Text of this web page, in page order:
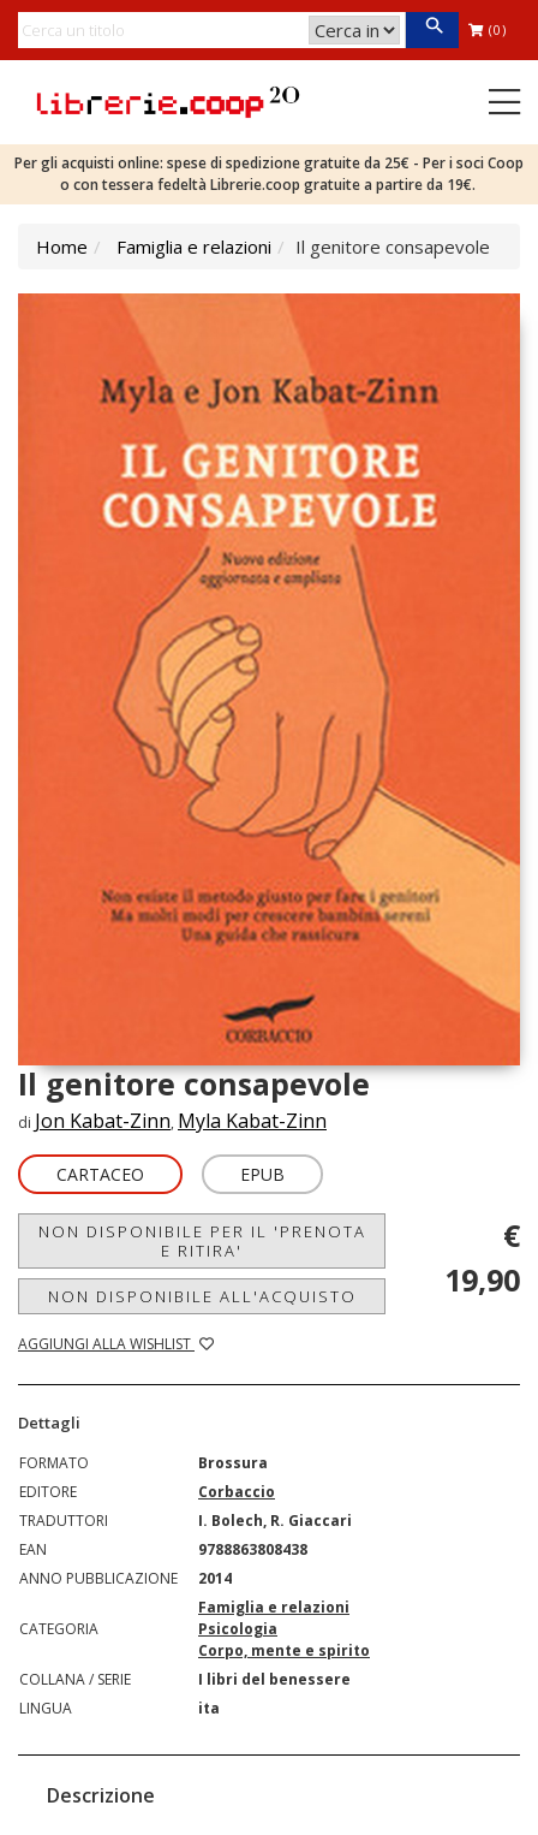
(0)
Per gli acquisti online: spese di spedizione gratuite da 25€ - Per i soci Coop
o con tessera fedeltà Librerie.coop gratuite a partire da 19€.
Home Famiglia e relazioni Il genitore consapevole
Il genitore consapevole
di Jon Kabat-Zinn, Myla Kabat-Zinn
CARTACEO EPUB
NON DISPONIBILE PER IL 'PRENOTA
E RITIRA'
NON DISPONIBILE ALL'ACQUISTO
AGGIUNGI ALLA WISHLIST
€
19,90
Dettagli
FORMATO
Brossura
EDITORE
Corbaccio
TRADUTTORI
I. Bolech, R. Giaccari
EAN
9788863808438
ANNO PUBBLICAZIONE
2014
CATEGORIA
Famiglia e relazioni
Psicologia
Corpo, mente e spirito
COLLANA / SERIE
I libri del benessere
LINGUA
ita
Descrizione